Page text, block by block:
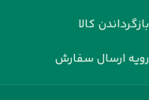
بازگرداندن کالا
رویه ارسال سفارش